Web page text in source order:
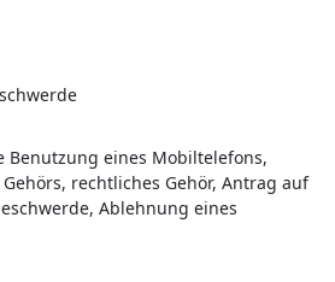
Benutzung eines Mobiltelefons,
rechtliches Gehör, Antrag auf
Ablehnung eines